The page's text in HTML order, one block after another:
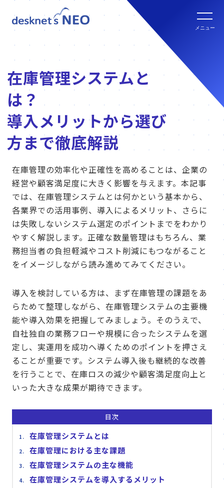
メニュー
クラウド版の特長
クラウド版・パッケージ版比較
他社グループウェアからの乗換 hot!
ご利用環境について
クラウド版の動作環境
パッケージ版の動作環境
全文検索システム Neuron ES new
連携ツール
クラウド版連携ツール
パッケージ版連携ツール
パッケージ版ライセンス価格
パッケージ版年間サポート
パッケージ版ご購入の流れ
販売パートナー
販売パートナー⼀覧
在庫管理システムと
は？
導入メリットから選び
方まで徹底解説
在庫管理の効率化や正確性を高めることは、企業の
経営や顧客満足度に大きく影響を与えます。本記事
では、在庫管理システムとは何かという基本から、
各業界での活用事例、導入によるメリット、さらに
は失敗しないシステム選定のポイントまでをわかり
やすく解説します。正確な数量管理はもちろん、業
務担当者の負担軽減やコスト削減にもつながること
をイメージしながら読み進めてみてください。
導入を検討している方は、まず在庫管理の課題をあ
らためて整理しながら、在庫管理システムの主要機
能や導入効果を把握してみましょう。そのうえで、
自社独自の業務フローや規模に合ったシステムを選
定し、実運用を成功へ導くためのポイントを押さえ
ることが重要です。システム導入後も継続的な改善
を行うことで、在庫ロスの減少や顧客満足度向上と
いった大きな成果が期待できます。
目次
在庫管理システムとは
在庫管理における主な課題
在庫管理システムの主な機能
在庫管理システムを導入するメリット